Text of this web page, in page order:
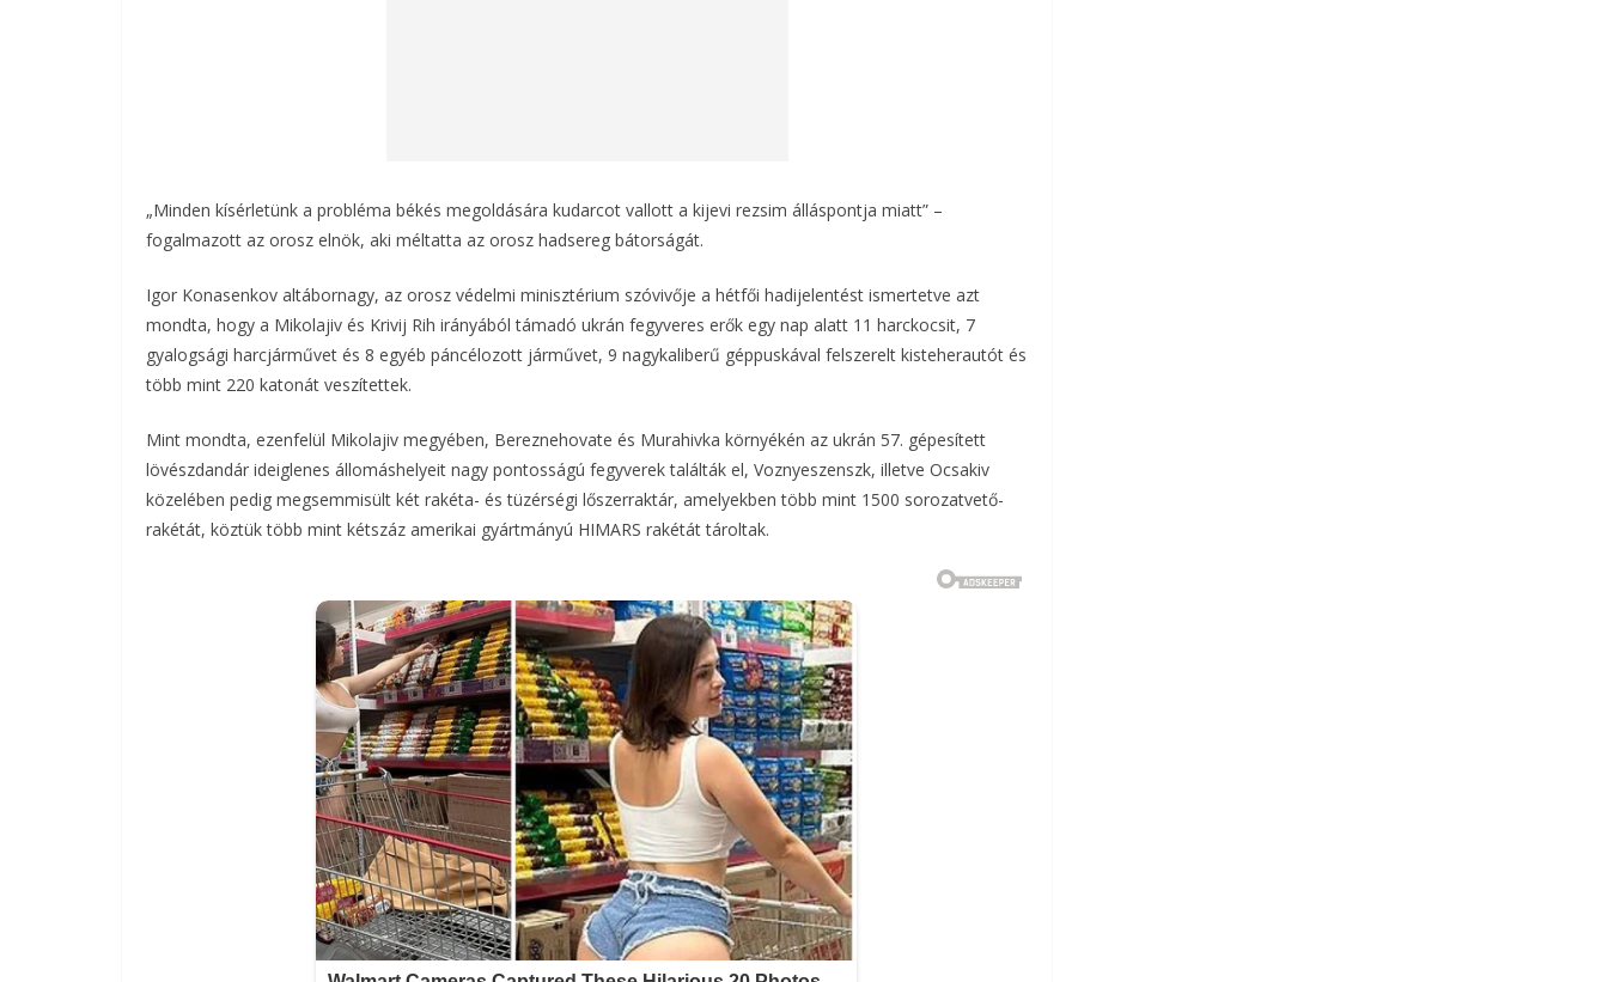
„Minden kísérletünk a probléma békés megoldására kudarcot vallott a kijevi rezsim álláspontja miatt” –
fogalmazott az orosz elnök, aki méltatta az orosz hadsereg bátorságát.
Igor Konasenkov altábornagy, az orosz védelmi minisztérium szóvivője a hétfői hadijelentést ismertetve azt
mondta, hogy a Mikolajiv és Krivij Rih irányából támadó ukrán fegyveres erők egy nap alatt 11 harckocsit, 7
gyalogsági harcjárművet és 8 egyéb páncélozott járművet, 9 nagykaliberű géppuskával felszerelt kisteherautót és
több mint 220 katonát veszítettek.
Mint mondta, ezenfelül Mikolajiv megyében, Bereznehovate és Murahivka környékén az ukrán 57. gépesített
lövészdandár ideiglenes állomáshelyeit nagy pontosságú fegyverek találták el, Voznyeszenszk, illetve Ocsakiv
közelében pedig megsemmisült két rakéta- és tüzérségi lőszerraktár, amelyekben több mint 1500 sorozatvető-
rakétát, köztük több mint kétszáz amerikai gyártmányú HIMARS rakétát tároltak.